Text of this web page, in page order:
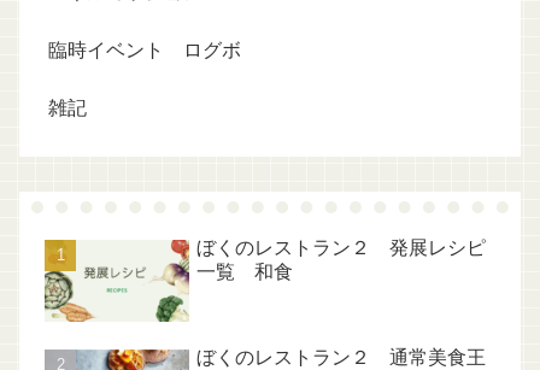
臨時イベント ログボ
雑記
ぼくのレストラン２ 発展レシピ
一覧 和食
ぼくのレストラン２ 通常美食王